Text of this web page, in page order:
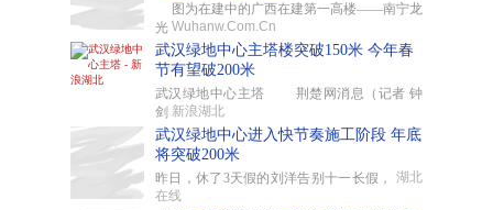
图为在建中的广西在建第一高楼——南宁龙
光 Wuhanw.Com.Cn
武汉绿地中心主塔楼突破150米 今年春
节有望破200米
武汉绿地中心主塔 荆楚网消息（记者 钟
剑 新浪湖北
武汉绿地中心进入快节奏施工阶段 年底
将突破200米
昨日，休了3天假的刘洋告别十一长假， 湖北
在线